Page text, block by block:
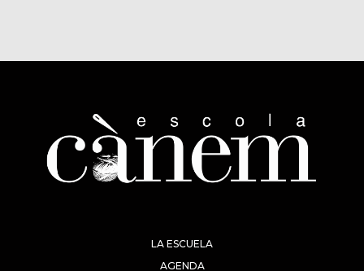
LA ESCUELA
AGENDA